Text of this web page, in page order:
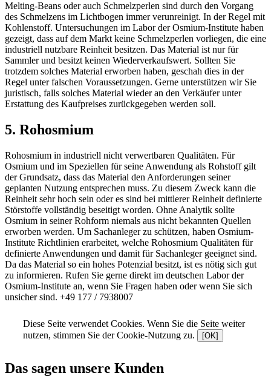
Melting-Beans oder auch Schmelzperlen sind durch den Vorgang
des Schmelzens im Lichtbogen immer verunreinigt. In der Regel mit
Kohlenstoff. Untersuchungen im Labor der Osmium-Institute haben
gezeigt, dass auf dem Markt keine Schmelzperlen vorliegen, die eine
industriell nutzbare Reinheit besitzen. Das Material ist nur für
Sammler und besitzt keinen Wiederverkaufswert. Sollten Sie
trotzdem solches Material erworben haben, geschah dies in der
Regel unter falschen Voraussetzungen. Gerne unterstützen wir Sie
juristisch, falls solches Material wieder an den Verkäufer unter
Erstattung des Kaufpreises zurückgegeben werden soll.
5. Rohosmium
Rohosmium in industriell nicht verwertbaren Qualitäten. Für
Osmium und im Speziellen für seine Anwendung als Rohstoff gilt
der Grundsatz, dass das Material den Anforderungen seiner
geplanten Nutzung entsprechen muss. Zu diesem Zweck kann die
Reinheit sehr hoch sein oder es sind bei mittlerer Reinheit definierte
Störstoffe vollständig beseitigt worden. Ohne Analytik sollte
Osmium in seiner Rohform niemals aus nicht bekannten Quellen
erworben werden. Um Sachanleger zu schützen, haben Osmium-
Institute Richtlinien erarbeitet, welche Rohosmium Qualitäten für
definierte Anwendungen und damit für Sachanleger geeignet sind.
Da das Material so ein hohes Potenzial besitzt, ist es nötig sich gut
zu informieren. Rufen Sie gerne direkt im deutschen Labor der
Osmium-Institute an, wenn Sie Fragen haben oder wenn Sie sich
unsicher sind. +49 177 / 7938007
Diese Seite verwendet Cookies. Wenn Sie die Seite weiter
nutzen, stimmen Sie der Cookie-Nutzung zu.
[OK]
Das sagen unsere Kunden